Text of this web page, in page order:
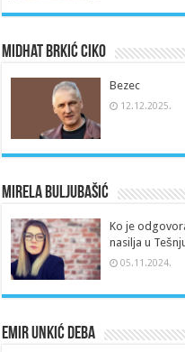
Midhat Brkić Ciko
Bezec
12.12.2025.
Mirela Buljubašić
Ko je
nasilja u
05.11.2024.
Emir Unkić Deba